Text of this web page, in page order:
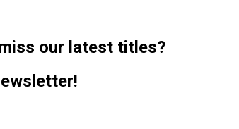
our latest titles?